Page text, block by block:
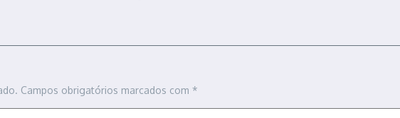
Campos obrigatórios marcados com *